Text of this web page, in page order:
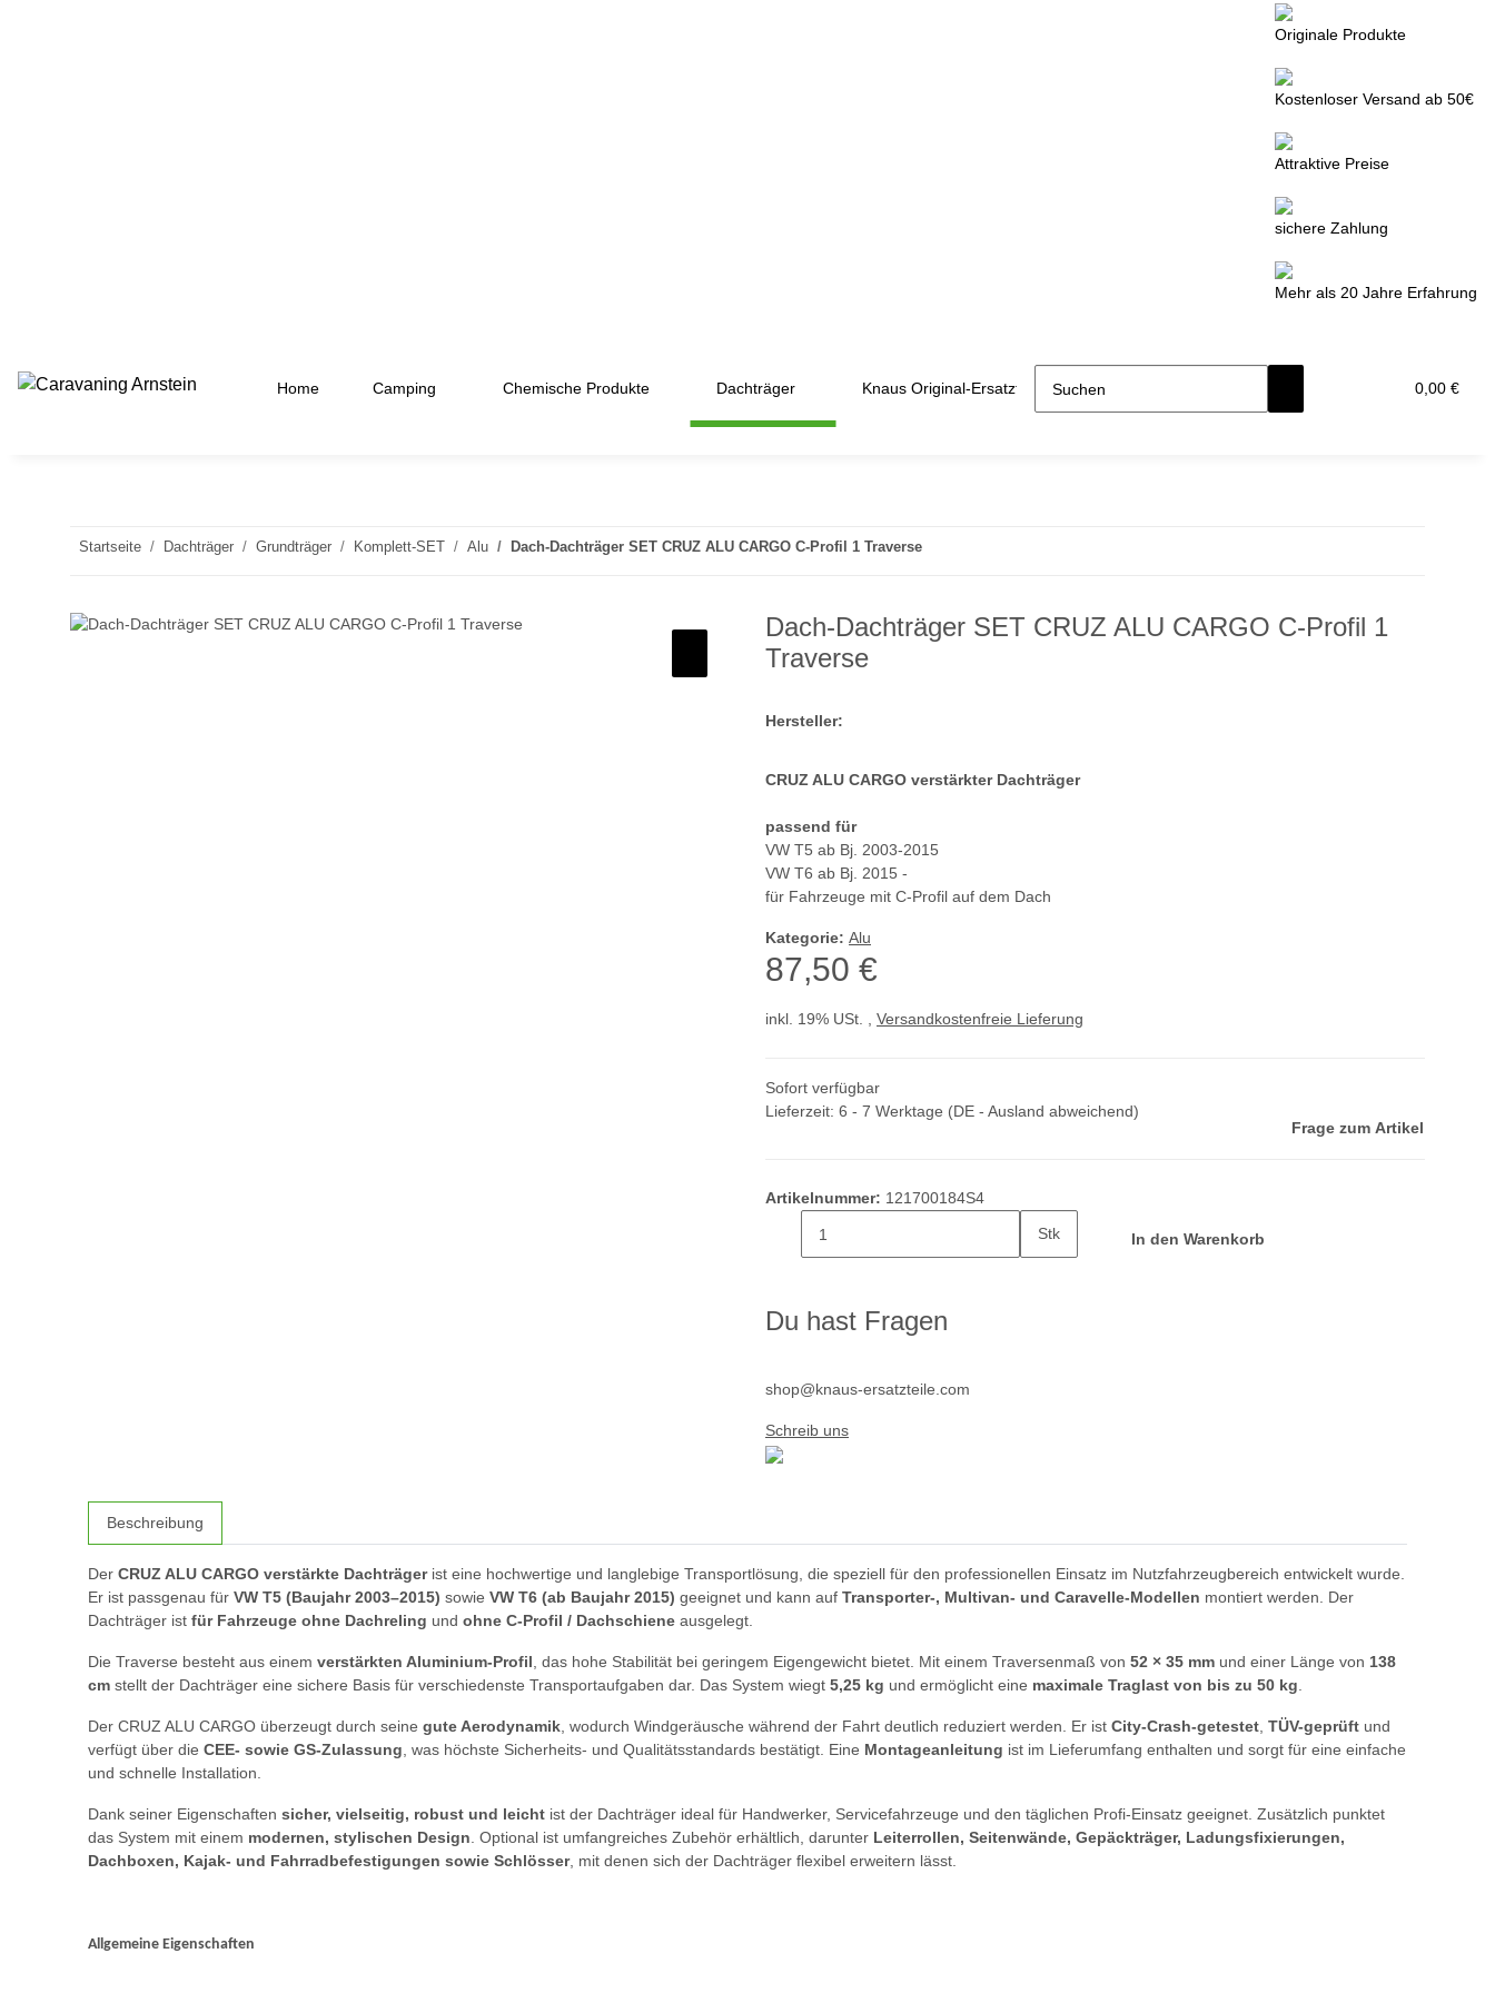
Originale Produkte
Kostenloser Versand ab 50€
Attraktive Preise
sichere Zahlung
Mehr als 20 Jahre Erfahrung
0,00 €
Home Camping Chemische Produkte Dachträger Knaus Original-Ersatzteile
Startseite Dachträger Grundträger Komplett-SET Alu Dach-Dachträger SET CRUZ ALU CARGO C-Profil 1 Traverse
Dach-Dachträger SET CRUZ ALU CARGO C-Profil 1
Traverse
Hersteller:
CRUZ ALU CARGO verstärkter Dachträger
passend für
VW T5 ab Bj. 2003-2015
VW T6 ab Bj. 2015 -
für Fahrzeuge mit C-Profil auf dem Dach
Kategorie: Alu
87,50 €
inkl. 19% USt. , Versandkostenfreie Lieferung
Sofort verfügbar
Lieferzeit: 6 - 7 Werktage (DE - Ausland abweichend)
Frage zum Artikel
Artikelnummer: 121700184S4
Stk
In den Warenkorb
Du hast Fragen
shop@knaus-ersatzteile.com
Schreib uns
Beschreibung
Der CRUZ ALU CARGO verstärkte Dachträgerist eine hochwertige und langlebige Transportlösung, die speziell für den professionellen Einsatz im Nutzfahrzeugbereich entwickelt wurde.
Er ist passgenau für VW T5 (Baujahr 2003–2015) sowie VW T6 (ab Baujahr 2015) geeignet und kann auf Transporter-, Multivan- und Caravelle-Modellen montiert werden. Der
Dachträger ist für Fahrzeuge ohne Dachreling und ohne C-Profil / Dachschiene ausgelegt.
Die Traverse besteht aus einem verstärkten Aluminium-Profil , das hohe Stabilität bei geringem Eigengewicht bietet. Mit einem Traversenmaß von 52 × 35 mm und einer Länge von 138
cm stellt der Dachträger eine sichere Basis für verschiedenste Transportaufgaben dar. Das System wiegt 5,25 kg und ermöglicht eine maximale Traglast von bis zu 50 kg
Der CRUZ ALU CARGO überzeugt durch seine gute Aerodynamik , wodurch Windgeräusche während der Fahrt deutlich reduziert werden. Er ist City-Crash-getestet TÜV-geprüft und
verfügt über die CEE- sowie GS-Zulassung , was höchste Sicherheits- und Qualitätsstandards bestätigt. Eine Montageanleitung ist im Lieferumfang enthalten und sorgt für eine einfache
und schnelle Installation.
Dank seiner Eigenschaften sicher, vielseitig, robust und leicht ist der Dachträger ideal für Handwerker, Servicefahrzeuge und den täglichen Profi-Einsatz geeignet. Zusätzlich punktet
das System mit einem modernen, stylischen Design . Optional ist umfangreiches Zubehör erhältlich, darunter Leiterrollen, Seitenwände, Gepäckträger, Ladungsfixierungen,
Dachboxen, Kajak- und Fahrradbefestigungen sowie Schlösser, mit denen sich der Dachträger flexibel erweitern lässt.
Allgemeine Eigenschaften